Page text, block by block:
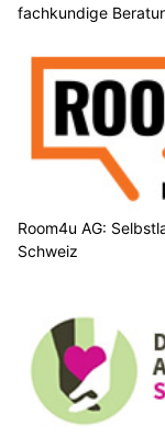
fachkundige
Room4u AG:
Schweiz